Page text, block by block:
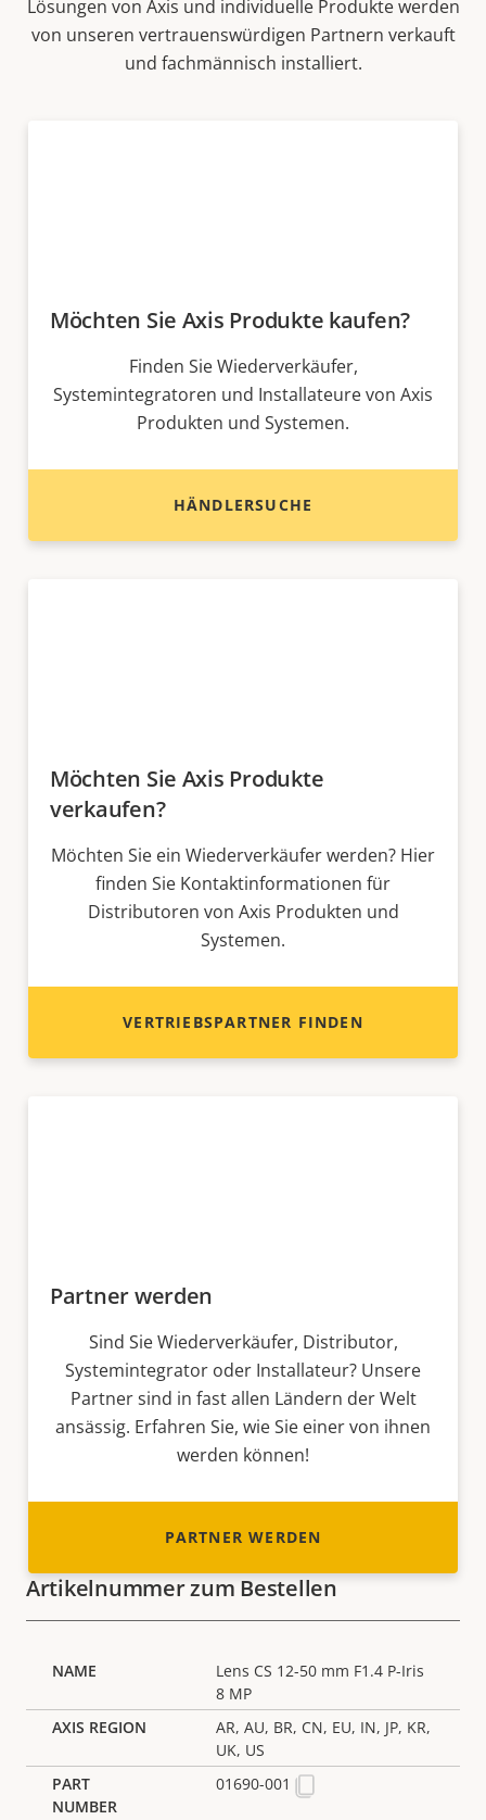
Lösungen von Axis und individuelle Produkte werden
von unseren vertrauenswürdigen Partnern verkauft
und fachmännisch installiert.
Möchten Sie Axis Produkte kaufen?
Finden Sie Wiederverkäufer,
Systemintegratoren und Installateure von Axis
Produkten und Systemen.
HÄNDLERSUCHE
Möchten Sie Axis Produkte
verkaufen?
Möchten Sie ein Wiederverkäufer werden? Hier
finden Sie Kontaktinformationen für
Distributoren von Axis Produkten und
Systemen.
VERTRIEBSPARTNER FINDEN
Partner werden
Sind Sie Wiederverkäufer, Distributor,
Systemintegrator oder Installateur? Unsere
Partner sind in fast allen Ländern der Welt
ansässig. Erfahren Sie, wie Sie einer von ihnen
werden können!
PARTNER WERDEN
Artikelnummer zum Bestellen
Lens CS 12-50 mm F1.4 P-Iris
8 MP
AR, AU, BR, CN, EU, IN, JP, KR,
UK, US
01690-001